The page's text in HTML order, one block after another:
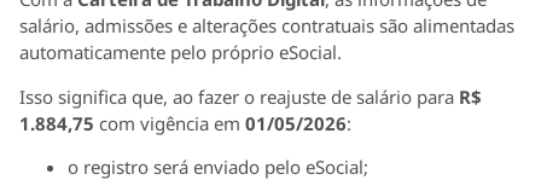
salário, admissões e alterações contratuais são alimentadas
automaticamente pelo próprio eSocial.
Isso significa que, ao fazer o reajuste de salário para R$
1.884,75 com vigência em 01/05/2026:
o registro será enviado pelo eSocial;